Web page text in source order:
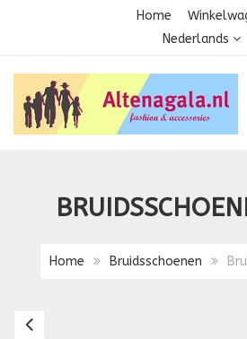
Home
Nederlands
Home Bruidsschoenen
Bruidsschoenen